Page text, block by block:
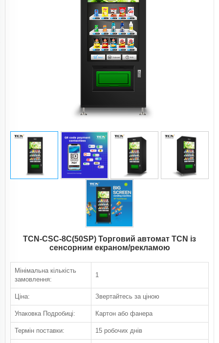
TCN-CSC-8C(50SP) Торговий автомат TCN із
сенсорним екраном/рекламою
Мінімальна кількість
замовлення:
1
Ціна: Звертайтесь за ціною
Упаковка Подробиці: Картон або фанера
Термін поставки: 15 робочих днів